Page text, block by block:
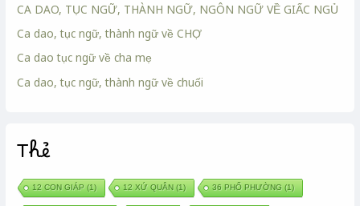
CA DAO, TỤC NGỮ, THÀNH NGỮ, NGÔN NGỮ VỀ GIẤC NGỦ
Ca dao, tục ngữ, thành ngữ về CHỢ
Ca dao tục ngữ về cha mẹ
Ca dao, tục ngữ, thành ngữ về chuối
Thẻ
12 CON GIÁP (1) 12 XỨ QUÂN (1) 36 PHỐ PHƯỜNG (1)